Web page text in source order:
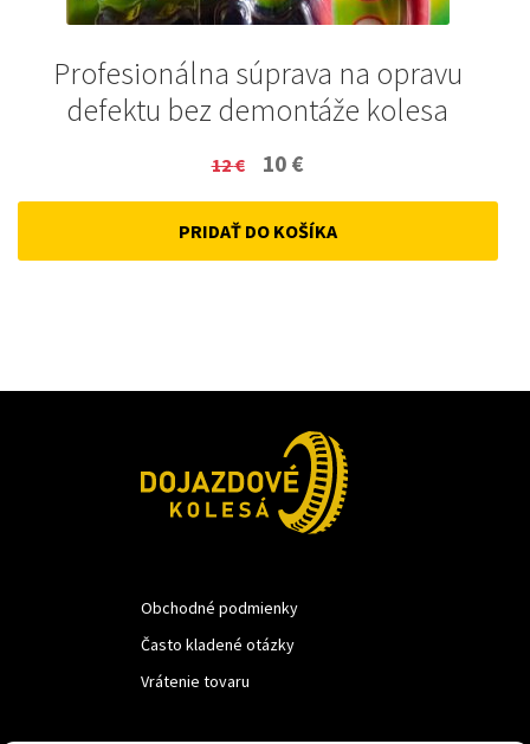
Profesionálna súprava na opravu
defektu bez demontáže kolesa
12€
Original
price
was:
10 €
price
is:
PRIDAŤ DO KOŠÍKA
Obchodné podmienky
Často kladené otázky
Vrátenie tovaru